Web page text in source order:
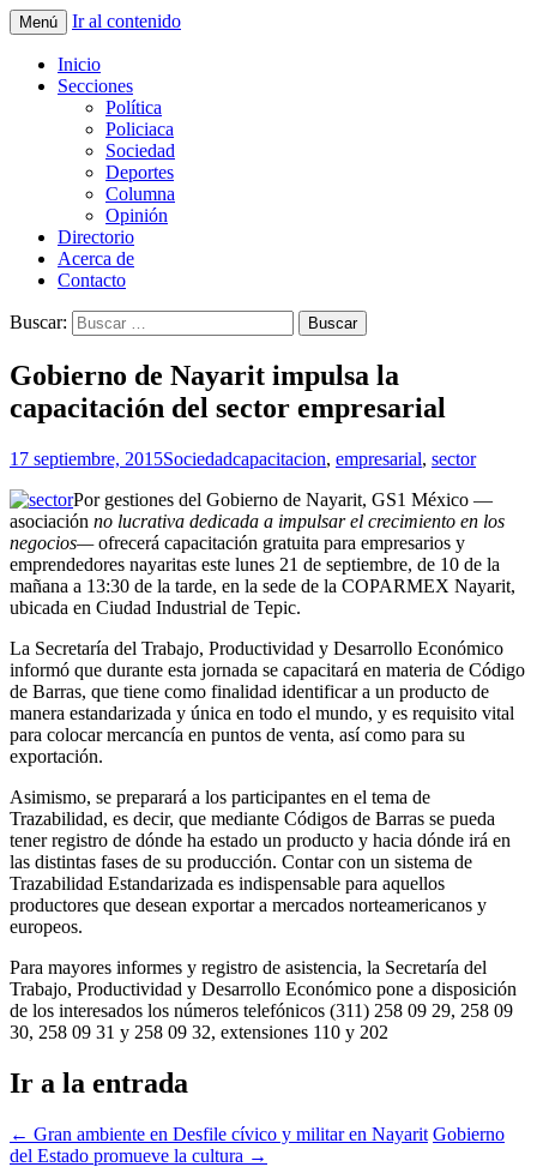
La Yunta de Tepic
Menú Ir al contenido
Inicio
Secciones
Política
Policiaca
Sociedad
Deportes
Columna
Opinión
Directorio
Acerca de
Contacto
Buscar:
Gobierno de Nayarit impulsa la
capacitación del sector empresarial
17 septiembre, 2015Sociedadcapacitacion, empresarial, sector
Por gestiones del Gobierno de Nayarit, GS1 México —
asociación no lucrativa dedicada a impulsar el crecimiento en los
negocios—ofrecerá capacitación gratuita para empresarios y
emprendedores nayaritas este lunes 21 de septiembre, de 10 de la
mañana a 13:30 de la tarde, en la sede de la COPARMEX Nayarit,
ubicada en Ciudad Industrial de Tepic.
La Secretaría del Trabajo, Productividad y Desarrollo Económico
informó que durante esta jornada se capacitará en materia de Código
de Barras, que tiene como finalidad identificar a un producto de
manera estandarizada y única en todo el mundo, y es requisito vital
para colocar mercancía en puntos de venta, así como para su
exportación.
Asimismo, se preparará a los participantes en el tema de
Trazabilidad, es decir, que mediante Códigos de Barras se pueda
tener registro de dónde ha estado un producto y hacia dónde irá en
las distintas fases de su producción. Contar con un sistema de
Trazabilidad Estandarizada es indispensable para aquellos
productores que desean exportar a mercados norteamericanos y
europeos.
Para mayores informes y registro de asistencia, la Secretaría del
Trabajo, Productividad y Desarrollo Económico pone a disposición
de los interesados los números telefónicos (311) 258 09 29, 258 09
30, 258 09 31 y 258 09 32, extensiones 110 y 202
Ir a la entrada
← Gran ambiente en Desfile cívico y militar en Nayarit Gobierno
del Estado promueve la cultura →